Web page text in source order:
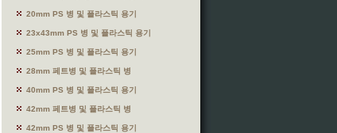
20mm PS 병 및 플라스틱 용기
23x43mm PS 병 및 플라스틱 용기
25mm PS 병 및 플라스틱 용기
28mm 페트병 및 플라스틱 병
40mm PS 병 및 플라스틱 용기
42mm 페트병 및 플라스틱 병
42mm PS 병 및 플라스틱 용기